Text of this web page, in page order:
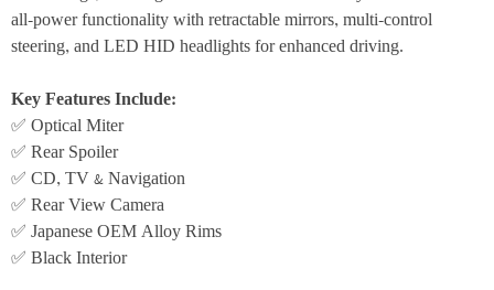
all-power functionality with retractable mirrors, multi-control
steering, and LED HID headlights for enhanced driving.
Key Features Include:
✅ Optical Miter
✅ Rear Spoiler
✅ CD, TV & Navigation
✅ Rear View Camera
✅ Japanese OEM Alloy Rims
✅ Black Interior